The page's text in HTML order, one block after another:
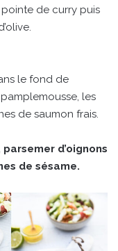
de curry puis
le fond de
les
de saumon frais.
d’oignons
de sésame.